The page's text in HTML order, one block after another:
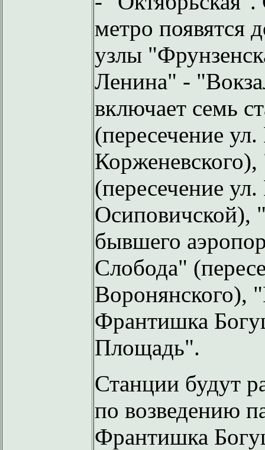
метро появятся
узлы
Ленина" -
включает семь
(пересечение
(пересечение
Осиповичской),
бывшего
Слобода"
Воронянского),
Франтишка
Площадь".
Станции будут
по возведению
Франтишка